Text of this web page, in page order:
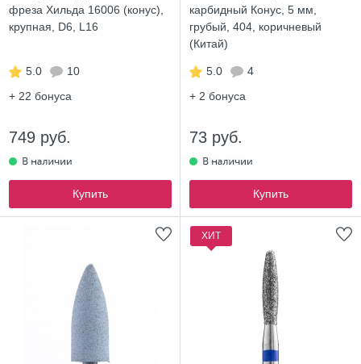
фреза Хильда 16006 (конус),
крупная, D6, L16
5.0
10
+ 22 бонуса
749 руб.
Купить
карбидный Конус, 5 мм,
грубый, 404, коричневый
(Китай)
5.0
4
+ 2 бонуса
73 руб.
Купить
ХИТ